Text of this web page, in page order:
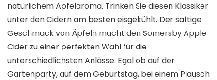
natürlichem Apfelaroma. Trinken Sie diesen Klassiker
unter den Cidern am besten eisgekühlt. Der saftige
Geschmack von Äpfeln macht den Somersby Apple
Cider zu einer perfekten Wahl für die
unterschiedlichsten Anlässe. Egal ob auf der
Gartenparty, auf dem Geburtstag, bei einem Plausch